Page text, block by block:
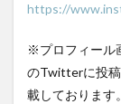
https://
※プロフィール
のTwitterに投
載しております